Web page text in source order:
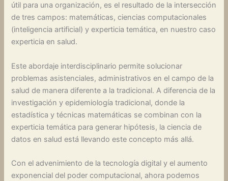
útil para una organización, es el resultado de la intersección
de tres campos: matemáticas, ciencias computacionales
(inteligencia artificial) y experticia temática, en nuestro caso
experticia en salud.
Este abordaje interdisciplinario permite solucionar
problemas asistenciales, administrativos en el campo de la
salud de manera diferente a la tradicional. A diferencia de la
investigación y epidemiología tradicional, donde la
estadística y técnicas matemáticas se combinan con la
experticia temática para generar hipótesis, la ciencia de
datos en salud está llevando este concepto más allá.
Con el advenimiento de la tecnología digital y el aumento
exponencial del poder computacional, ahora podemos